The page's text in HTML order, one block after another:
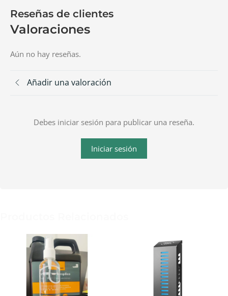
Reseñas de clientes
Valoraciones
Aún no hay reseñas.
Añadir una valoración
Debes iniciar sesión para publicar una reseña.
Iniciar sesión